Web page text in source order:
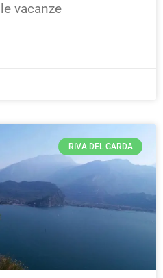
vacanze
RIVA DEL GARDA